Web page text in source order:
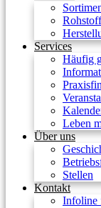
Services
Häufig
Leben
Über uns
Stellen
Kontakt
Infoline